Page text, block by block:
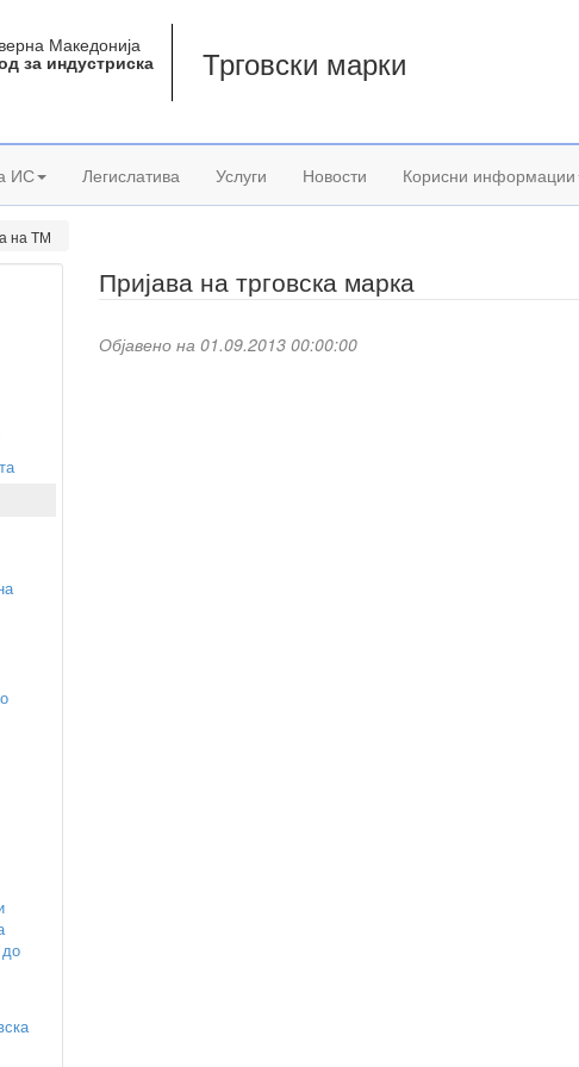
Македонија
за индустриска Трговски марки
ИС Легислатива Услуги Новости Корисни информации
на ТМ
Пријава на трговска марка
Објавено на 01.09.2013 00:00:00